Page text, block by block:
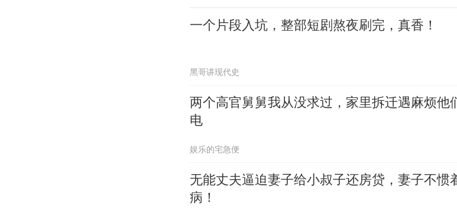
一个片段入坑，整部短剧熬夜刷完，真香！
黑哥讲现代史
两个高官舅舅我从没求过，家里拆迁遇麻烦他
电
娱乐的宅急便
无能丈夫逼迫妻子给小叔子还房贷，妻子不惯
病！